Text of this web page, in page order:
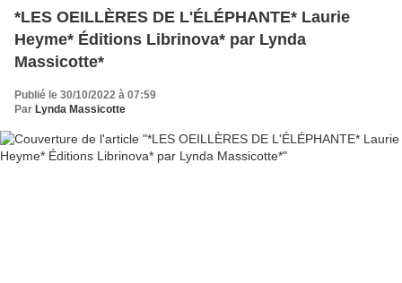
*LES OEILLÈRES DE L'ÉLÉPHANTE* Laurie
Heyme* Éditions Librinova* par Lynda
Massicotte*
Publié le 30/10/2022 à 07:59
Par Lynda Massicotte